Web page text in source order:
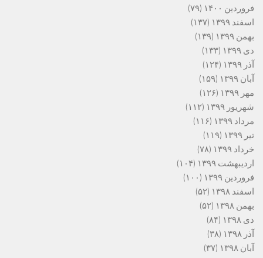
فروردین ۱۴۰۰
(۷۹)
اسفند ۱۳۹۹
(۱۳۷)
بهمن ۱۳۹۹
(۱۳۹)
دی ۱۳۹۹
(۱۳۳)
آذر ۱۳۹۹
(۱۲۴)
آبان ۱۳۹۹
(۱۵۹)
مهر ۱۳۹۹
(۱۲۶)
شهریور ۱۳۹۹
(۱۱۲)
مرداد ۱۳۹۹
(۱۱۶)
تیر ۱۳۹۹
(۱۱۹)
خرداد ۱۳۹۹
(۷۸)
اردیبهشت ۱۳۹۹
(۱۰۴)
فروردین ۱۳۹۹
(۱۰۰)
اسفند ۱۳۹۸
(۵۲)
بهمن ۱۳۹۸
(۵۲)
دی ۱۳۹۸
(۸۴)
آذر ۱۳۹۸
(۳۸)
آبان ۱۳۹۸
(۳۷)